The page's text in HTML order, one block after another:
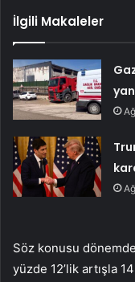
İlgili Makaleler
Söz konusu
yüzde 12’lik artışla